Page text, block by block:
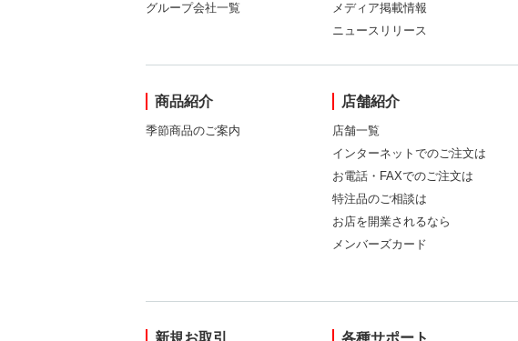
グループ会社一覧
メディア掲載情報
ニュースリリース
商品紹介
季節商品のご案内
店舗紹介
店舗一覧
インターネットでのご注文は
お電話・FAXでのご注文は
特注品のご相談は
お店を開業されるなら
メンバーズカード
新規お取引 各種サポート